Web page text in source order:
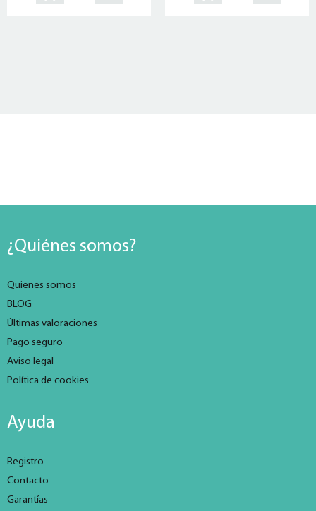
¿Quiénes somos?
Quienes somos
BLOG
Últimas valoraciones
Pago seguro
Aviso legal
Política de cookies
Ayuda
Registro
Contacto
Garantías